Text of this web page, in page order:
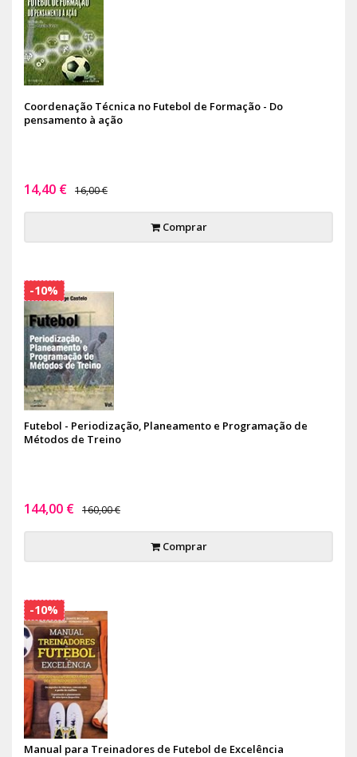
Coordenação Técnica no Futebol de Formação - Do
pensamento à ação
14,40 € 16,00 €
Comprar
Futebol - Periodização, Planeamento e Programação de
Métodos de Treino
144,00 € 160,00 €
Comprar
-10%
Manual para Treinadores de Futebol de Excelência
-10%